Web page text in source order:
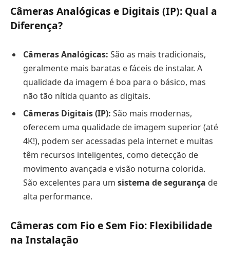
Câmeras Analógicas e Digitais (IP): Qual a
Diferença?
Câmeras Analógicas: São as mais tradicionais,
geralmente mais baratas e fáceis de instalar. A
qualidade da imagem é boa para o básico, mas
não tão nítida quanto as digitais.
Câmeras Digitais (IP): São mais modernas,
oferecem uma qualidade de imagem superior (até
4K!), podem ser acessadas pela internet e muitas
têm recursos inteligentes, como detecção de
movimento avançada e visão noturna colorida.
São excelentes para um sistema de segurança de
alta performance.
Câmeras com Fio e Sem Fio: Flexibilidade
na Instalação